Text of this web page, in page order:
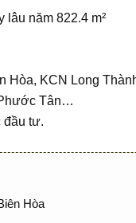
lâu năm 822.4 m²
Hòa, KCN Long
Tân…
đầu tư.
Hòa